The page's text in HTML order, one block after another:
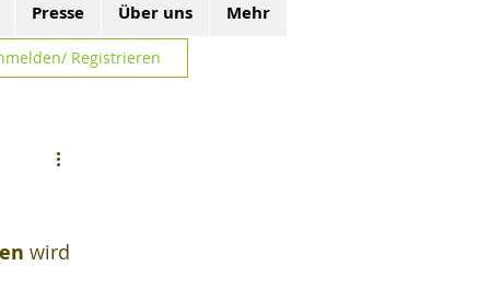
Presse Über uns Mehr
Registrieren
wird